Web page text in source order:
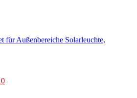
0
für Außenbereiche Solarleuchte,